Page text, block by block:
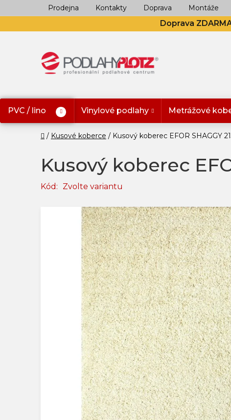
na
Doprava
Prodejna Kontakty Doprava Montáže
PVC / lino Vinylové podlahy Metrážové
Domů
Kusové koberce Kusový koberec EFOR SHAGGY
Kusový koberec
Kód: Zvolte variantu